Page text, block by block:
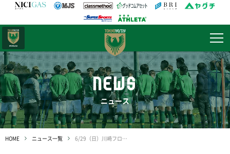
NEWS
ニュース
HOME ニュース一覧 6/29（日）川崎フロンターレ戦 ファンクラブ会員イベント参加者募集のお知らせ